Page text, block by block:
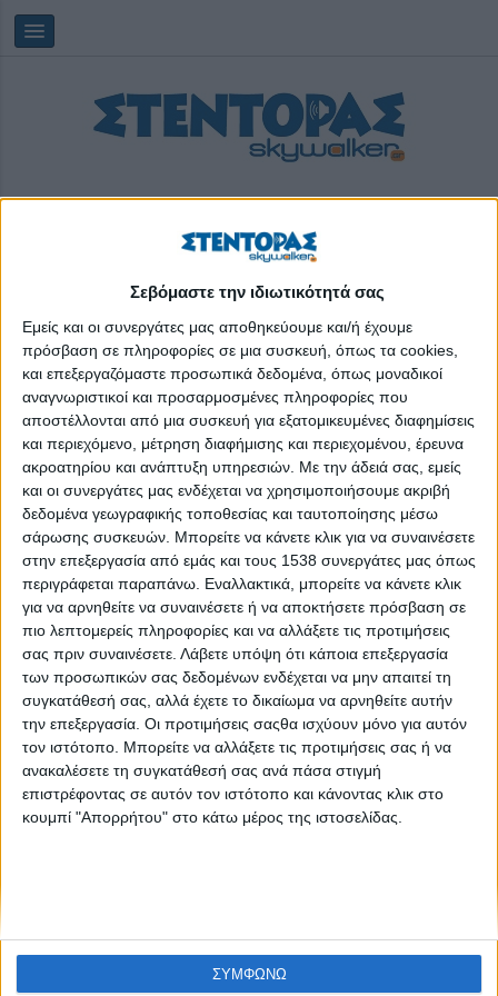
Σεβόμαστε την ιδιωτικότητά σας
Εμείς και οι συνεργάτες μας αποθηκεύουμε και/ή έχουμε
πρόσβαση σε πληροφορίες σε μια συσκευή, όπως τα cookies,
και επεξεργαζόμαστε προσωπικά δεδομένα, όπως μοναδικοί
αναγνωριστικοί και προσαρμοσμένες πληροφορίες που
αποστέλλονται από μια συσκευή για εξατομικευμένες διαφημίσεις
και περιεχόμενο, μέτρηση διαφήμισης και περιεχομένου, έρευνα
ακροατηρίου και ανάπτυξη υπηρεσιών. Με την άδειά σας, εμείς
και οι συνεργάτες μας ενδέχεται να χρησιμοποιήσουμε ακριβή
δεδομένα γεωγραφικής τοποθεσίας και ταυτοποίησης μέσω
σάρωσης συσκευών. Μπορείτε να κάνετε κλικ για να συναινέσετε
στην επεξεργασία από εμάς και τους 1538 συνεργάτες μας όπως
περιγράφεται παραπάνω. Εναλλακτικά, μπορείτε να κάνετε κλικ
για να αρνηθείτε να συναινέσετε ή να αποκτήσετε πρόσβαση σε
πιο λεπτομερείς πληροφορίες και να αλλάξετε τις προτιμήσεις
σας πριν συναινέσετε. Λάβετε υπόψη ότι κάποια επεξεργασία
των προσωπικών σας δεδομένων ενδέχεται να μην απαιτεί τη
συγκατάθεσή σας, αλλά έχετε το δικαίωμα να αρνηθείτε αυτήν
την επεξεργασία. Οι προτιμήσεις σαςθα ισχύουν μόνο για αυτόν
τον ιστότοπο. Μπορείτε να αλλάξετε τις προτιμήσεις σας ή να
ανακαλέσετε τη συγκατάθεσή σας ανά πάσα στιγμή
επιστρέφοντας σε αυτόν τον ιστότοπο και κάνοντας κλικ στο
κουμπί "Απορρήτου" στο κάτω μέρος της ιστοσελίδας.
ΣΥΜΦΩΝΩ
Πέμπτη, 06/08/202617:16:07
ετικετες
Πόσο υγιεινό είναι ένα τρόφιμο που προωθείται ως τέτοιο;
None feed
CONNECT